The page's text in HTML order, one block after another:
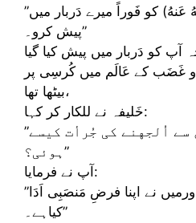
”سَیّد مُوسیٰ (رَضِىَ اللّٰهُ عَنهُ) کو فَوراً میرے دَربار میں
پیش کرو۔”
غَضَب كے عَالَم ميں کُرسِی پر
بيٹھا تھا،
خَليفہ نے للکار کر کہا:
”آپ کو میرے مُلازمین سے اُلجهنے کی جُرأت كيسے
ہوئی؟”
آپ نے فرمایا:
”میں مُحتَسِب ہوں اورمیں نے اپنا فرضِ مَنصَبِی اَدَا
کیاہے۔”